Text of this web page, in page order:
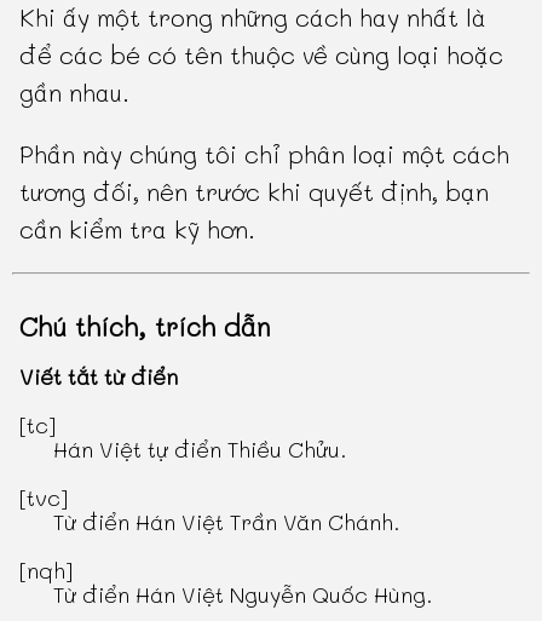
Khi ấy một trong những cách hay nhất là
để các bé có tên thuộc về cùng loại hoặc
gần nhau.
Phần này chúng tôi chỉ phân loại một cách
tương đối, nên trước khi quyết định, bạn
cần kiểm tra kỹ hơn.
Chú thích, trích dẫn
Viết tắt từ điển
[tc]
Hán Việt tự điển Thiều Chửu.
[tvc]
Từ điển Hán Việt Trần Văn Chánh.
[nqh]
Từ điển Hán Việt Nguyễn Quốc Hùng.